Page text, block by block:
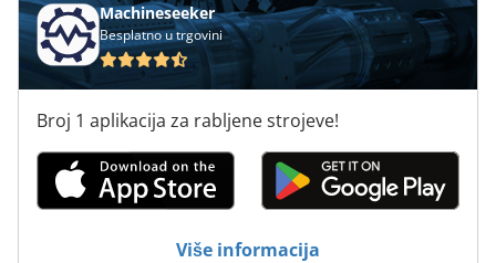
Machineseeker
Besplatno u trgovini
Broj 1 aplikacija za rabljene strojeve!
Više informacija